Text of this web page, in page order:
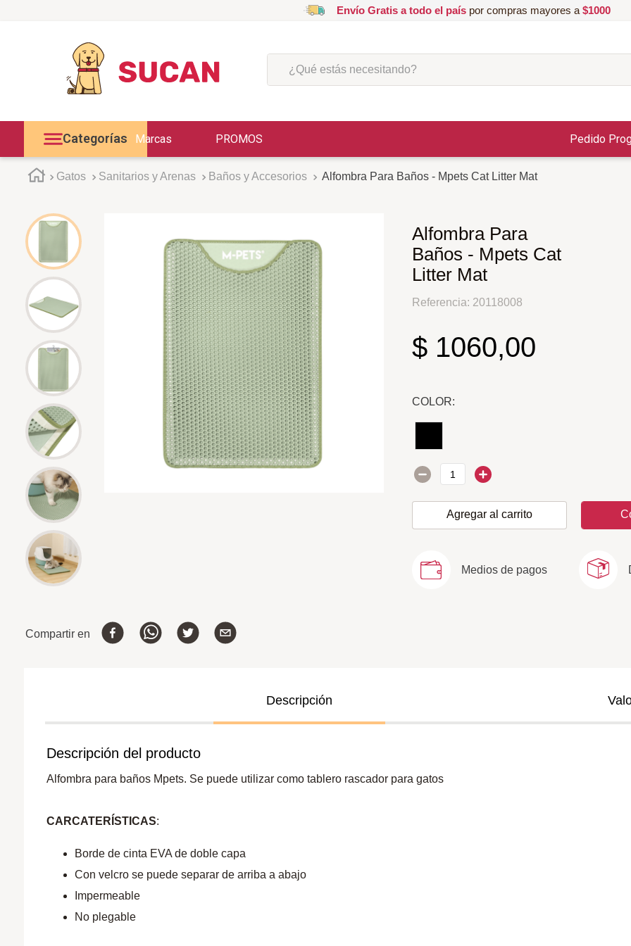
Envío Gratis a todo el paíspor compras mayores a $1000
¿Qué estás necesitando?
Categorías Marcas PROMOS Pedido
Gatos Sanitarios y Arenas Baños y Accesorios Alfombra Para Baños - Mpets Cat Litter Mat
Alfombra Para
Baños - Mpets Cat
Litter Mat
Referencia: 20118008
$ 1060,00
COLOR:
Agregar al carrito
Medios de pagos
Compartir en
Descripción
Descripción del producto
Alfombra para baños Mpets. Se puede utilizar como tablero rascador para gatos
CARCATERÍSTICAS:
Borde de cinta EVA de doble capa
Con velcro se puede separar de arriba a abajo
Impermeable
No plegable